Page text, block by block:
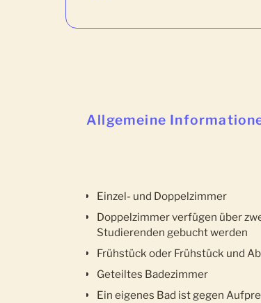
Allgemeine
Einzel- und Doppelzimmer
Doppelzimmer verfügen über
Studierenden gebucht werden
Frühstück oder Frühstück und
Geteiltes Badezimmer
Ein eigenes Bad ist gegen